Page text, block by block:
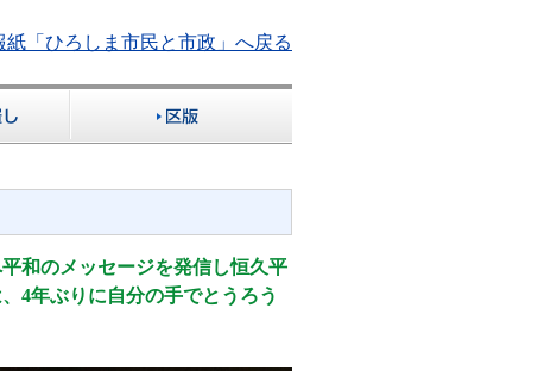
紙「ひろしま市民と市政」へ戻る
和のメッセージを発信し恒久平
4年ぶりに自分の手でとうろう